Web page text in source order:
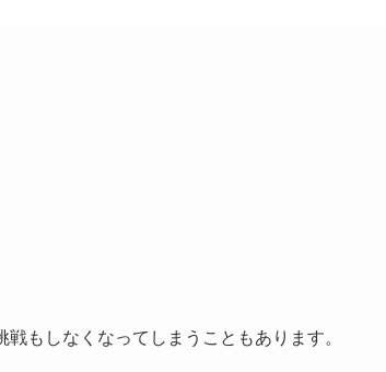
もしなくなってしまうこともあります。